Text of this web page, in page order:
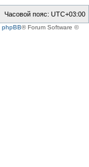
Часовой пояс: UTC+03:00
phpBB® Forum Software ©